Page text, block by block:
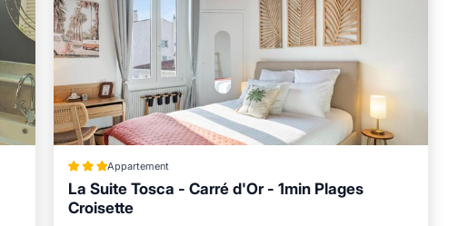
Appartement
La Suite Tosca - Carré d'Or - 1min Plages
Croisette